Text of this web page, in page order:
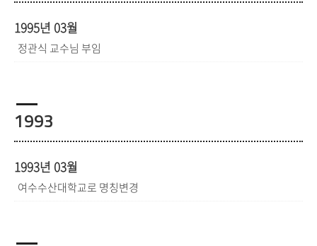
1995년 03월
정관식 교수님 부임
1993
1993년 03월
여수수산대학교로 명칭변경